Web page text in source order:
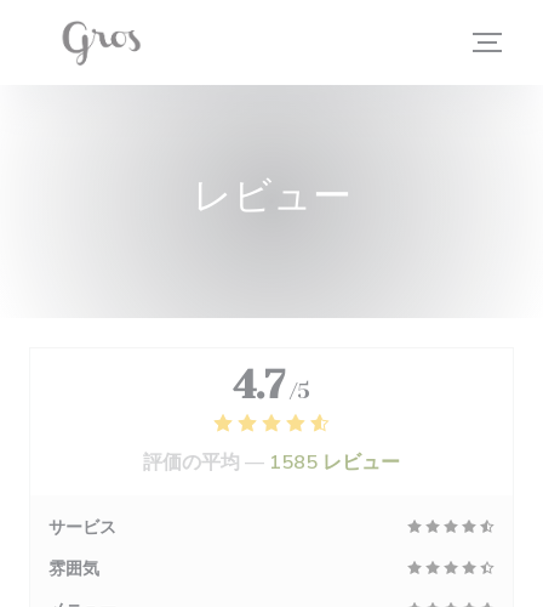
クッキー利用の管理について
レビュー
4.7 /5
評価の平均 — 1585 レビュー
サービス
雰囲気